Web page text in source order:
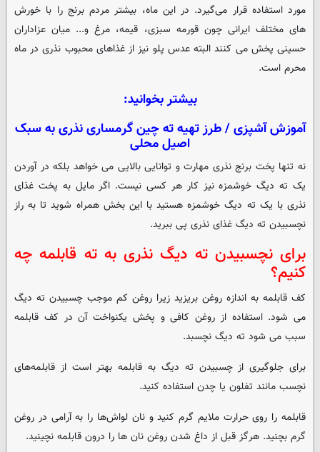
مورد استفاده قرار می‌گیرد. در این ماه، بیشتر مردم برنج را با خورش
های مختلف ایرانی چون قورمه سبزی، قیمه، مرغ و... میان عزاداران
حسینی پخش می کنند البته عدس پلو نیز از غذاهای محبوب نذری در ماه
محرم است.
بیشتر بخوانید:
آموزش آشپزی / طرز تهیه ته چین گرمساری نذری به سبک
اصیل محلی
نه تنها پخت برنج نذری مهارت و توانایی بالایی می خواهد بلکه در آوردن
یک ته دیگ خوشمزه نیز کار هر کسی نیست. اگر مایل به پخت غذای
نذری با یک ته دیگ خوشمزه هستید با این بخش همراه شوید تا به راز
نچسبیدن ته دیگ غذای نذری پی ببرید.
برای نچسبیدن ته دیگ نذری به ته قابلمه چه
کنیم؟
کف قابلمه به اندازه روغن بریزید زیرا روغن کم موجب چسبیدن ته دیگ
می شود. استفاده از روغن کافی و پخش یکنواخت آن در کف قابلمه
سبب می شود ته دیگ نچسبد.
برای جلوگیری از چسبیدن ته دیگ به قابلمه بهتر است از قابلمه‌های
نچسب مانند تفلون یا چدن استفاده کنید.
قابلمه را روی حرارت ملایم گرم کنید و نان لواش‌ها را به آرامی در روغن
گرم بچنید. هرگز قبل از داغ شدن روغن نان ها را درون قابلمه نچینید.